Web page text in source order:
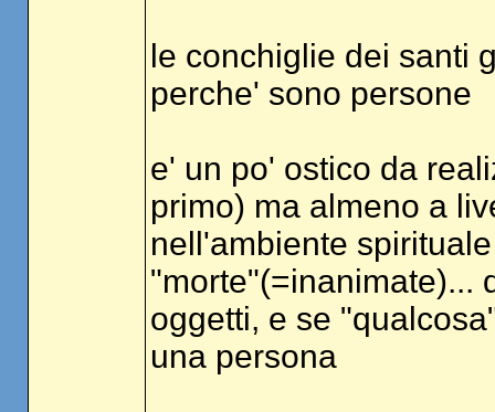
le conchiglie dei santi
perche' sono persone
e' un po' ostico da
primo) ma almeno a
nell'ambiente
"morte"(=inanimate)...
oggetti, e se
una persona